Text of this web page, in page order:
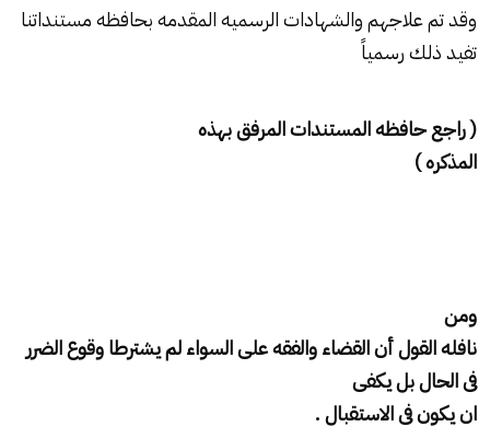
وقد تم علاجهم والشهادات الرسميه المقدمه بحافظه مستنداتنا
تفيد ذلك رسمياً
( راجع حافظه المستندات المرفق بهذه
المذكره )
ومن
نافله القول أن القضاء والفقه على السواء لم يشترطا وقوع الضرر
فى الحال بل يكفى
ان يكون فى الاستقبال .